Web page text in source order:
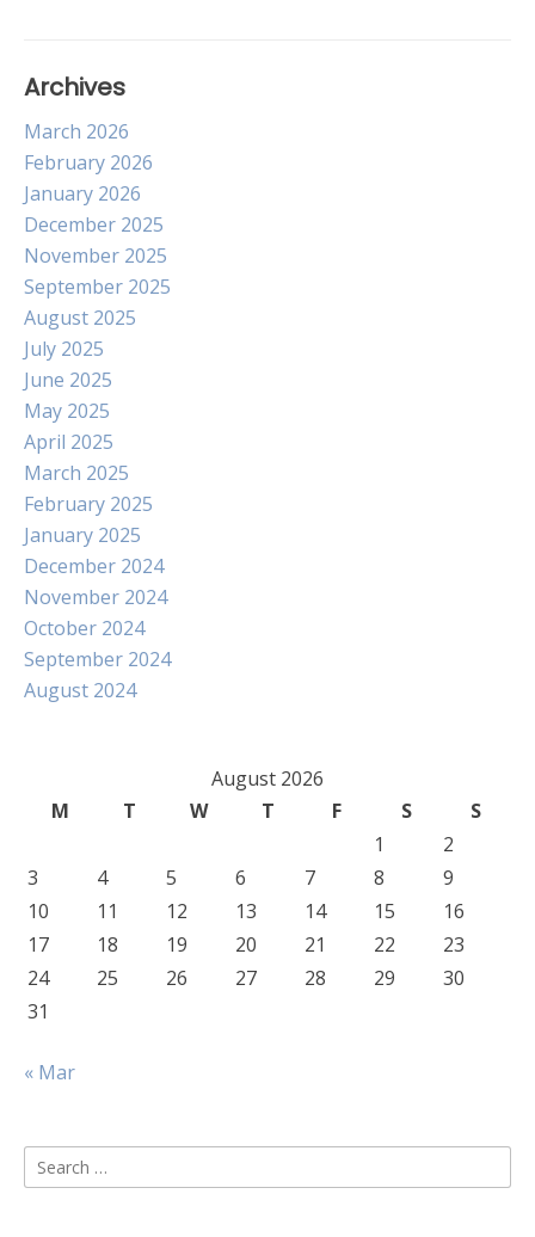
Archives
March 2026
February 2026
January 2026
December 2025
November 2025
September 2025
August 2025
July 2025
June 2025
May 2025
April 2025
March 2025
February 2025
January 2025
December 2024
November 2024
October 2024
September 2024
August 2024
August 2026
M
T W T F S
S
1
2
3
4 5 6 7 8
9
10
11 12 13 14 15
16
17
18 19 20 21 22
23
24
25 26 27 28 29
30
31
« Mar
Search
for: